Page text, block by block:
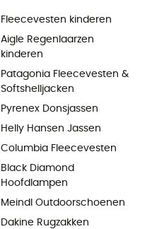
Fleecevesten kinderen
Aigle Regenlaarzen
kinderen
Patagonia Fleecevesten &
Softshelljacken
Pyrenex Donsjassen
Helly Hansen Jassen
Columbia Fleecevesten
Black Diamond
Hoofdlampen
Meindl Outdoorschoenen
Dakine Rugzakken